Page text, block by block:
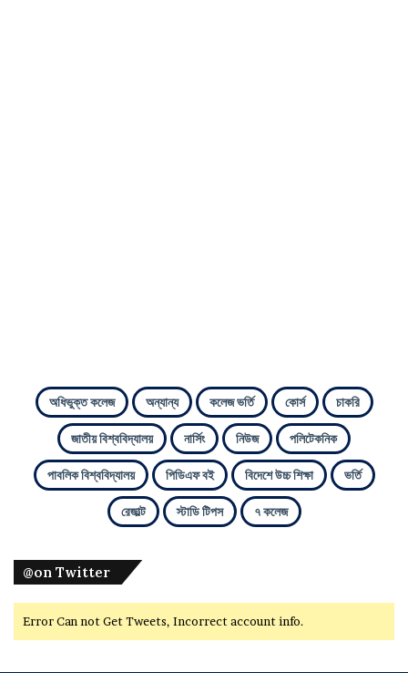
অধিভুক্ত কলেজ অন্যান্য কলেজ ভর্তি কোর্স চাকরি
জাতীয় বিশ্ববিদ্যালয় নার্সিং নিউজ পলিটেকনিক
পাবলিক বিশ্ববিদ্যালয় পিডিএফ বই বিদেশে উচ্চ শিক্ষা ভর্তি
রেজাল্ট স্টাডি টিপস ৭ কলেজ
@on Twitter
Error Can not Get Tweets, Incorrect account info.